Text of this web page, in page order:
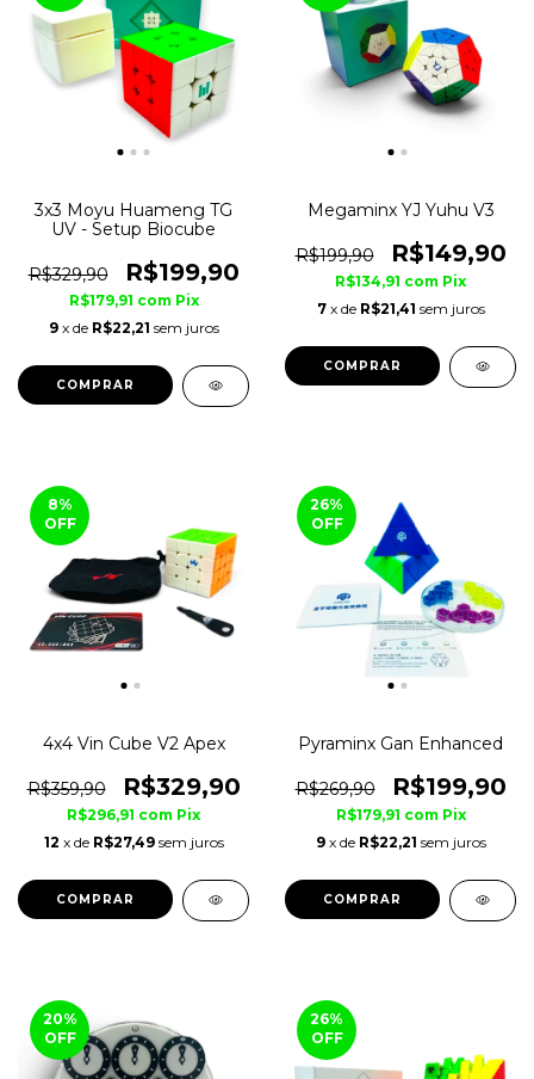
3x3 Moyu Huameng TG
UV - Setup Biocube
R$329,90 R$199,90
R$179,91 com Pix
9 x de R$22,21 sem juros
COMPRAR
Megaminx YJ Yuhu V3
R$199,90 R$149,90
R$134,91 com Pix
7 x de R$21,41 sem juros
COMPRAR
8%
OFF
4x4 Vin Cube V2 Apex
R$359,90 R$329,90
R$296,91 com Pix
12 x de R$27,49 sem juros
COMPRAR
26%
OFF
Pyraminx Gan Enhanced
R$269,90 R$199,90
R$179,91 com Pix
9 x de R$22,21 sem juros
COMPRAR
20%
OFF
26%
OFF